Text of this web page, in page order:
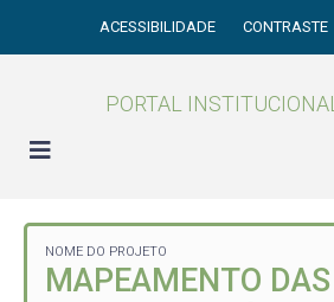
ACESSIBILIDADE CONTRASTE
PORTAL INSTITUCIONAL
NOME DO PROJETO
MAPEAMENTO DAS